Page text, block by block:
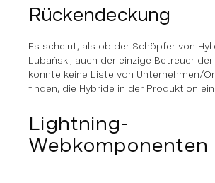
Rückendeckung
Es scheint, als ob der Schöpfer von
Lubański, auch der einzige Betreuer
konnte keine Liste von Unternehmen/
finden, die Hybride in der Produktion
Lightning-
Webkomponenten